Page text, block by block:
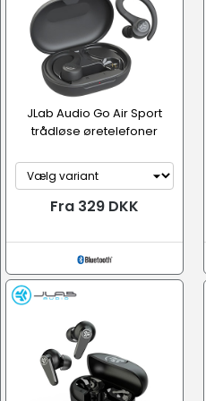
JLab Audio Go Air Sport
trådløse øretelefoner
Fra 329 DKK